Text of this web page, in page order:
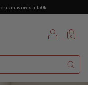
mayores a 150k
0